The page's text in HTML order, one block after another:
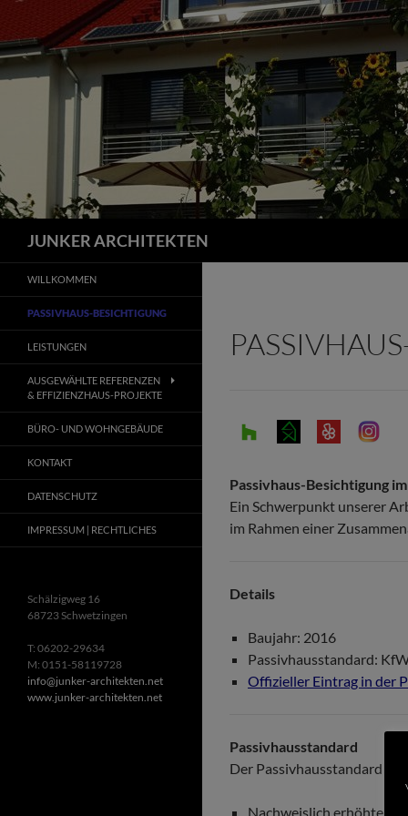
springen
JUNKER ARCHITEKTEN
Passivhaus-Besichtigung
Ein Schwerpunkt unserer
im Rahmen einer
Details
Baujahr: 2016
Passivhausstandard:
Offizieller Eintrag in der
Passivhausstandard
Der Passivhausstandard
Nachweislich erhöhte
WILLKOMMEN
PASSIVHAUS-BESICHTIGUNG
LEISTUNGEN
AUSGEWÄHLTE REFERENZEN
& EFFIZIENZHAUS-PROJEKTE
BÜRO- UND WOHNGEBÄUDE
KONTAKT
DATENSCHUTZ
IMPRESSUM | RECHTLICHES
Schälzigweg 16
68723 Schwetzingen
T: 06202-29634
M: 0151-58119728
info@junker-architekten.net
www.junker-architekten.net